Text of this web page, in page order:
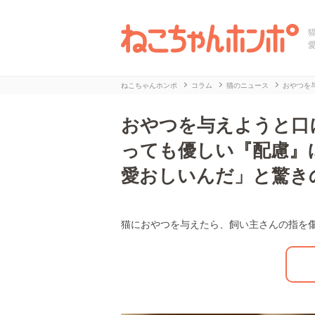
ねこちゃんホンポ コラム 猫のニュース おやつを
おやつを与えようと
っても優しい『配慮
愛おしいんだ」と驚き
/
L
猫におやつを与えたら、飼い主さんの指を